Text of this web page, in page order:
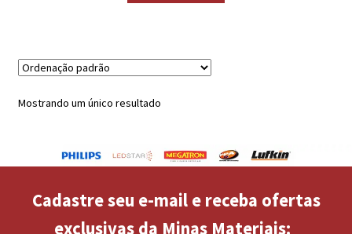
Mostrando um único resultado
Cadastre seu e-mail e receba ofertas
exclusivas da Minas Materiais: